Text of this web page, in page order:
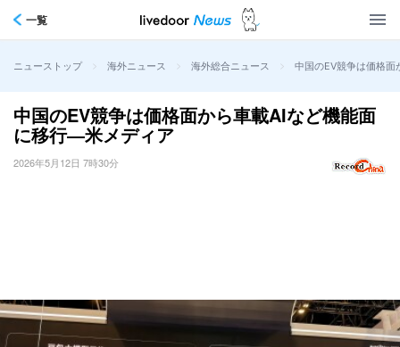
一覧
ニューストップ > 海外ニュース > 海外総合ニュース > 中国のEV競争は価格
中国のEV競争は価格面から車載AIなど機能面
に移行―米メディア
2026年5月12日 7時30分